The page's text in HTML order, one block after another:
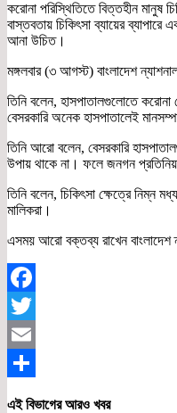
করোনা পরিস্থিতিতে বিত্তহীন মানুষ
বাস্তবতায় চিকিৎসা ব্যায়ের ব্যাপারে
আনা উচিত।
মঙ্গলবার (৩ আগস্ট) বাংলাদেশ
তিনি বলেন, হাসপাতালগুলোতে করোনা
বেসরকারি অনেক হাসপাতালেই
তিনি আরো বলেন, বেসরকারি
উপায় থাকে না। ফলে জনগন
তিনি বলেন, চিকিৎসা ক্ষেত্রে নিম্ন
মালিকরা।
এসময় আরো বক্তব্য রাখেন বাংলাদেশ
Facebook
Twitter
Email
এই বিভাগের আরও খবর